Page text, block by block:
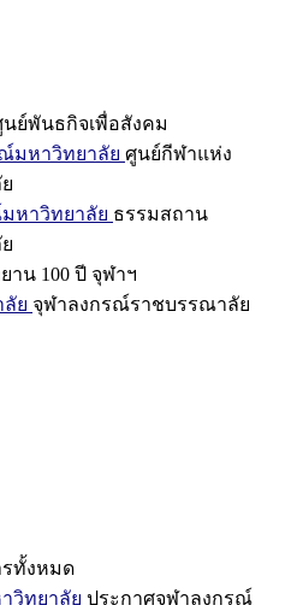
นย์พันธกิจเพื่อสังคม
มหาวิทยาลัย ศูนย์กีฬาแห่ง
หาวิทยาลัย ธรรมสถาน
าน 100 ปี จุฬาฯ
ย จุฬาลงกรณ์ราชบรรณาลัย
ทั้งหมด
วิทยาลัย ประกาศจุฬาลงกรณ์